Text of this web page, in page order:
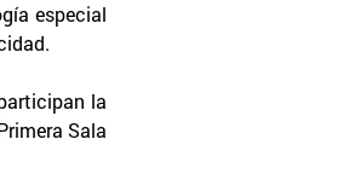
especial
la
Sala